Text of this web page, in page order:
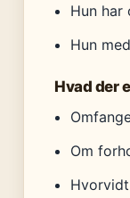
Hun har
Hun
Hvad der
Om